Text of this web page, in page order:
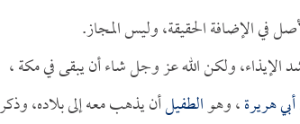
في الإضافة الحقيقة، وليس المجاز.
الإيذاء، ولكن الله عز وجل شاء أن يبقى في مكة ،
أبي هريرة، وهوالطفيلأن يذهب معه إلى بلاده،